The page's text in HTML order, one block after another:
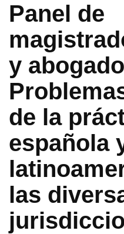
Panel de
y
de la
española
las